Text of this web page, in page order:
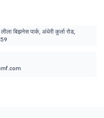
बिझनेस पार्क, अंधेरी कुर्ला रोड,